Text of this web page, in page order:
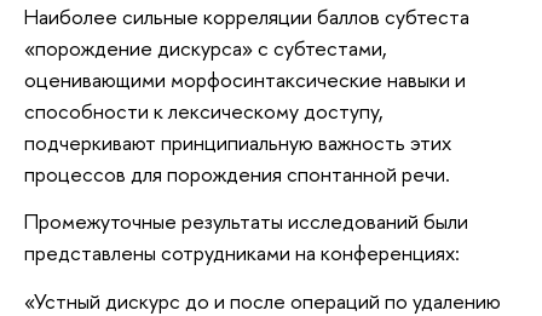
Наиболее сильные корреляции баллов субтеста
«порождение дискурса» с субтестами,
оценивающими морфосинтаксические навыки и
способности к лексическому доступу,
подчеркивают принципиальную важность этих
процессов для порождения спонтанной речи.
Промежуточные результаты исследований были
представлены сотрудниками на конференциях:
«Устный дискурс до и после операций по удалению